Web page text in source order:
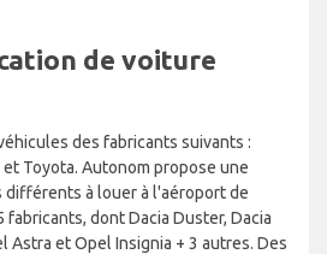
de voiture
des fabricants suivants :
et Toyota. Autonom propose une
à louer à l'aéroport de
dont Dacia Duster, Dacia
Astra et Opel Insignia + 3 autres. Des